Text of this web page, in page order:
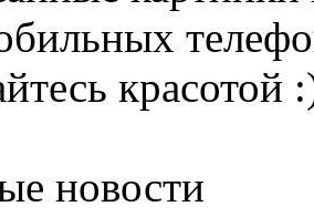
красотой
новости